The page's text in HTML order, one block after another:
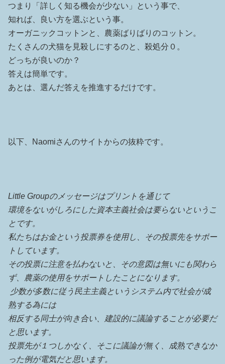
つまり「詳しく知る機会が少ない」という事で、
知れば、良い方を選ぶという事。
オーガニックコットンと、農薬ばりばりのコットン。
たくさんの犬猫を見殺しにするのと、殺処分０。
どっちが良いのか？
答えは簡単です。
あとは、選んだ答えを推進するだけです。
以下、Naomiさんのサイトからの抜粋です。
Little Groupのメッセージはプリントを通じて
環境をないがしろにした資本主義社会は要らないというこ
とです。
私たちはお金という投票券を使用し、その投票先をサポー
トしています。
その投票に注意を払わないと、その意図は無いにも関わら
ず、農薬の使用をサポートしたことになります。
少数が多数に従う民主主義というシステム内で社会が成
熟する為には
相反する同士が向き合い、建設的に議論することが必要だ
と思います。
投票先が１つしかなく、そこに議論が無く、成熟できなか
った例が電気だと思います。